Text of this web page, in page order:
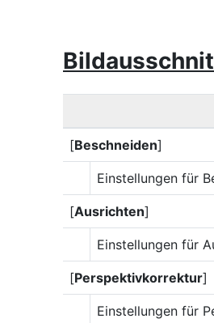
[Beschneiden]
Einstellungen für
[Ausrichten]
Einstellungen für
[Perspektivkorrektur]
Einstellungen für